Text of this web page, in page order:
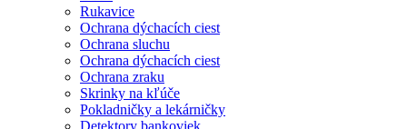
Rukavice
Ochrana dýchacích ciest
Ochrana sluchu
Ochrana dýchacích ciest
Ochrana zraku
Skrinky na kľúče
Pokladničky a lekárničky
Detektory bankoviek